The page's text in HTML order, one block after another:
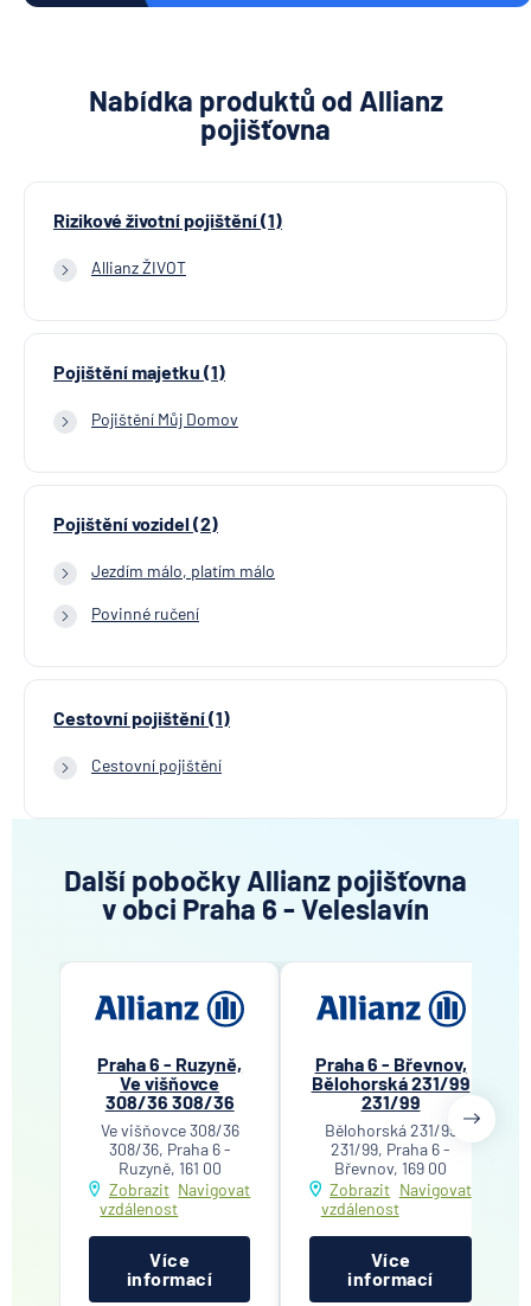
Nabídka produktů od Allianz
pojišťovna
Rizikové životní pojištění (1)
Allianz ŽIVOT
Pojištění majetku (1)
Pojištění Můj Domov
Pojištění vozidel (2)
Jezdím málo, platím málo
Povinné ručení
Cestovní pojištění (1)
Cestovní pojištění
Další pobočky Allianz pojišťovna
v obci Praha 6 - Veleslavín
Praha 6 - Ruzyně,
Ve višňovce
308/36 308/36
Ve višňovce 308/36
308/36, Praha 6 -
Ruzyně, 161 00
Zobrazit
vzdálenost
Navigovat
Více
informací
Praha 6 - Břevnov,
Bělohorská 231/99
231/99
Bělohorská 231/99
231/99, Praha 6 -
Břevnov, 169 00
Zobrazit
vzdálenost
Navigovat
Více
informací